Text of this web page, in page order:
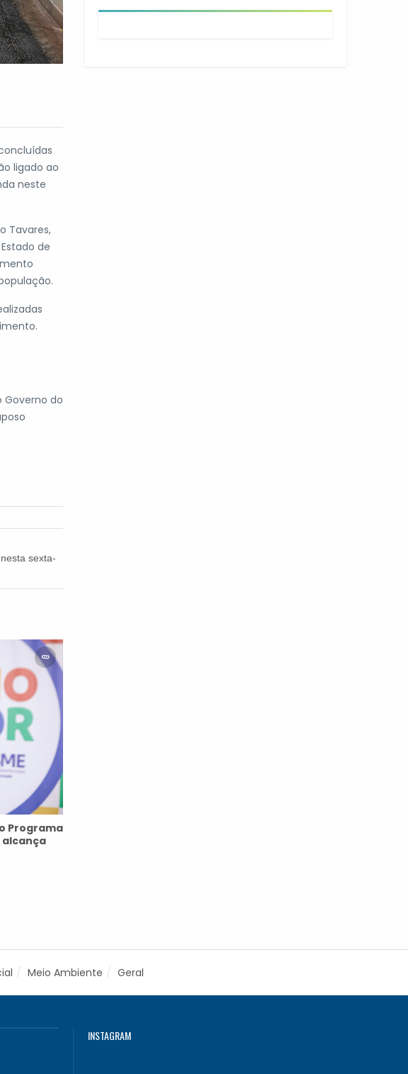
ligado ao
neste
Tavares,
de
do
sexta-
Programa
alcança
Meio Ambiente Geral
INSTAGRAM